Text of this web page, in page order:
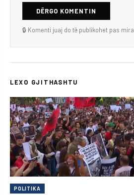
DËRGO KOMENTIN
🔒 Komenti juaj do të publikohet pas
LEXO GJITHASHTU
POLITIKA